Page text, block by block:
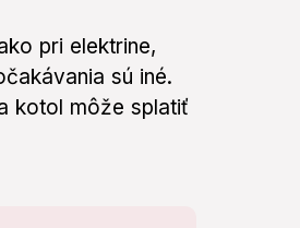
pri elektrine,
sú iné.
kotol môže splatiť